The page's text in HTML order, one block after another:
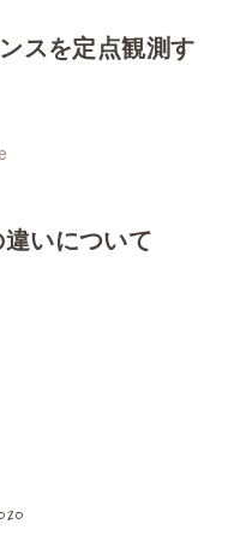
スを定点観測す
いについて